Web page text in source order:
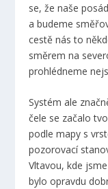
se, že naše
a budeme
cestě nás to
směrem na
prohlédneme
Systém ale
čele se začalo
podle mapy s
pozorovací
Vltavou, kde
bylo opravdu